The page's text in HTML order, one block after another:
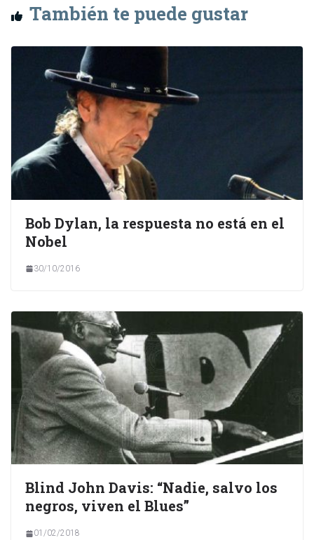
También te puede gustar
Bob Dylan, la respuesta no está en el
Nobel
30/10/2016
Blind John Davis: “Nadie, salvo los
negros, viven el Blues”
01/02/2018